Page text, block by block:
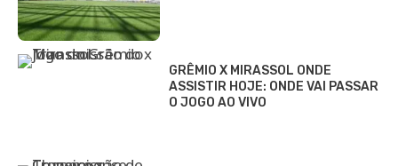
GRÊMIO X MIRASSOL ONDE
ASSISTIR HOJE: ONDE VAI PASSAR
O JOGO AO VIVO